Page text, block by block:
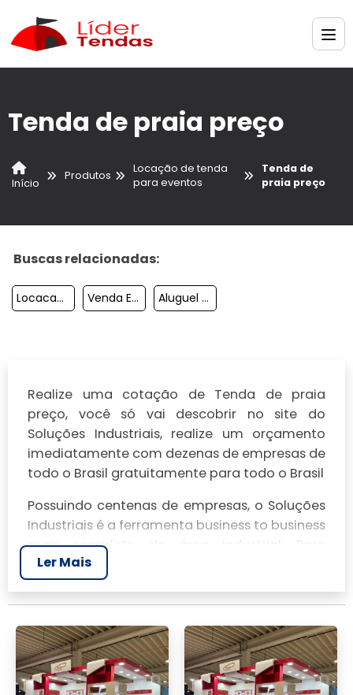
Tenda de praia preço
Início
Produtos
Locação de tenda
para eventos
Tenda de
praia preço
Buscas relacionadas:
Locacao De Tendas Sanfonadas Venda E Aluguel De Tendas Aluguel De Tendas Em Salto Sp
Realize uma cotação de Tenda de praia
preço, você só vai descobrir no site do
Soluções Industriais, realize um orçamento
imediatamente com dezenas de empresas de
todo o Brasil gratuitamente para todo o Brasil
Possuindo centenas de empresas, o Soluções
Industriais é a ferramenta business to business
mais completo da área industrial. Para
realizar um orçamento de Tenda de praia
preço, clique em um ou mais dos anuciantes
a seguir:
Ler Mais